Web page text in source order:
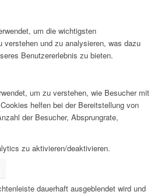
um die wichtigsten
verstehen und zu analysieren, was dazu
Benutzererlebnis zu bieten.
um zu verstehen, wie Besucher mit
helfen bei der Bereitstellung von
der Besucher, Absprungrate,
zu aktivieren/deaktivieren.
dauerhaft ausgeblendet wird und